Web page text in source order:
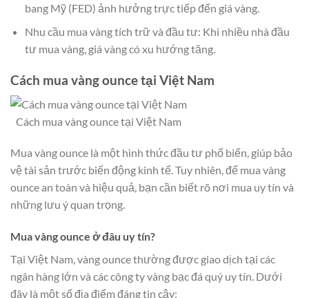
bang Mỹ (FED) ảnh hưởng trực tiếp đến giá vàng.
Nhu cầu mua vàng tích trữ và đầu tư: Khi nhiều nhà đầu
tư mua vàng, giá vàng có xu hướng tăng.
Cách mua vàng ounce tại Việt Nam
Cách mua vàng ounce tại Việt Nam
Mua vàng ounce là một hình thức đầu tư phổ biến, giúp bảo
vệ tài sản trước biến động kinh tế. Tuy nhiên, để mua vàng
ounce an toàn và hiệu quả, bạn cần biết rõ nơi mua uy tín và
những lưu ý quan trọng.
Mua vàng ounce ở đâu uy tín?
Tại Việt Nam, vàng ounce thường được giao dịch tại các
ngân hàng lớn và các công ty vàng bạc đá quý uy tín. Dưới
đây là một số địa điểm đáng tin cậy: